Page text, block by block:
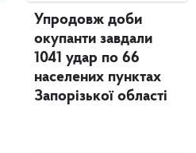
Упродовж доби
окупанти завдали
1041 удар по 66
населених пунктах
Запорізької області